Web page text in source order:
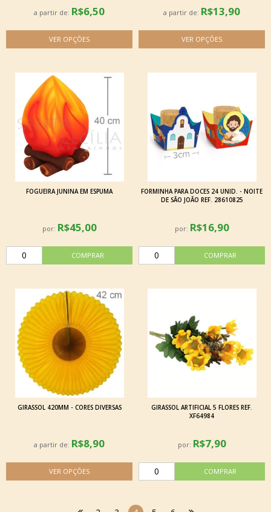
a partir de: R$6,50 a partir de: R$13,90
FOGUEIRA JUNINA EM ESPUMA
por: R$45,00
FORMINHA PARA DOCES 24 UNID. - NOITE
DE SÃO JOÃO REF. 28610825
por: R$16,90
GIRASSOL 420MM - CORES DIVERSAS
a partir de: R$8,90
GIRASSOL ARTIFICIAL 5 FLORES REF.
XF64984
por: R$7,90